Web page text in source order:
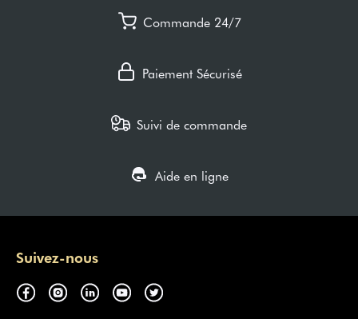
Commande 24/7
Paiement Sécurisé
Suivi de commande
Aide en ligne
Suivez-nous